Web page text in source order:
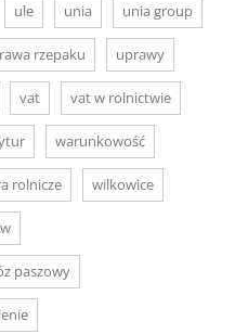
ule unia unia group
rzepaku uprawy
vat vat w rolnictwie
warunkowość
rolnicze wilkowice
paszowy